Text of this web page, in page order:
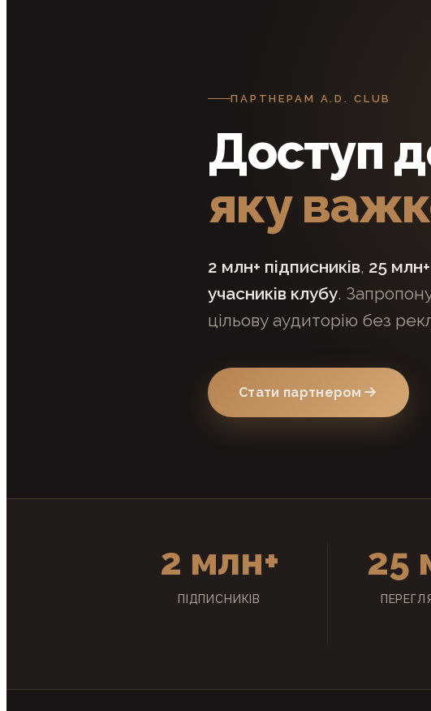
ПАРТНЕРАМ A.D. CLUB
Доступ
яку
2 млн+ підписників, 25
учасників клубу.
цільову аудиторію без
Стати партнером
2 млн+
ПІДПИСНИКІВ
25